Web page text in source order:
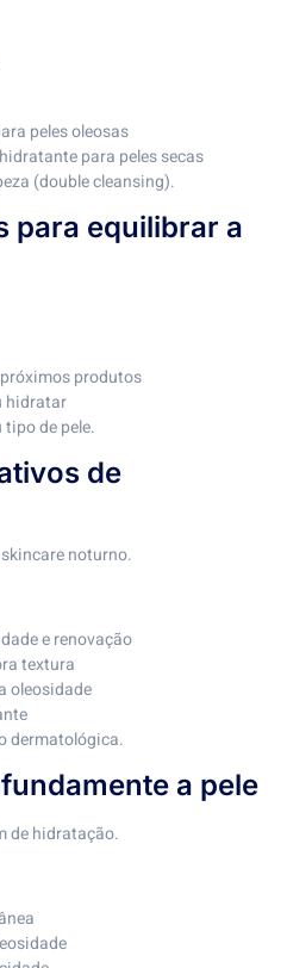
peles oleosas
para peles secas
(double cleansing).
para equilibrar a
produtos
hidratar
de pele.
de
noturno.
e renovação
textura
oleosidade
dermatológica.
a pele
de hidratação.